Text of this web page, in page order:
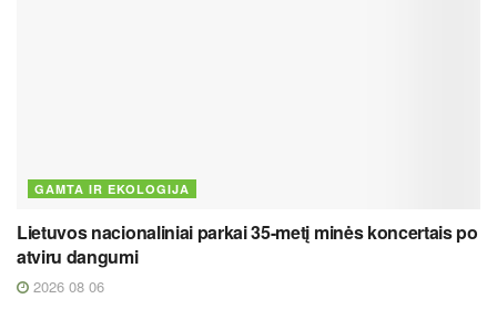
GAMTA IR EKOLOGIJA
Lietuvos nacionaliniai parkai 35-metį minės koncertais po
atviru dangumi
2026 08 06